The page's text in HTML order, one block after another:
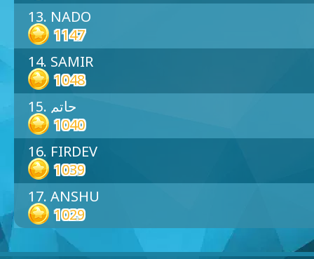
13. NADO
1147
14. SAMIR
1048
15. حاتم
1040
16. FIRDEV
1039
17. ANSHU
1029